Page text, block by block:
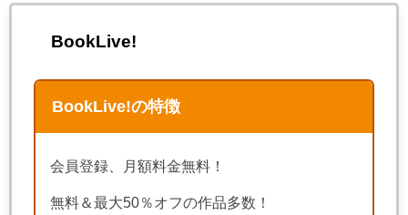
BookLive!
BookLive!の特徴
会員登録、月額料金無料！
無料＆最大50％オフの作品多数！